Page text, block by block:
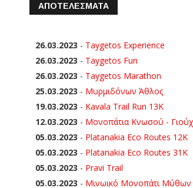
ΑΠΟΤΕΛΕΣΜΑΤΑ
26.03.2023 - Taygetos Experience
26.03.2023 - Taygetos Fun
26.03.2023 - Taygetos Marathon
25.03.2023 - Μυρμιδόνων Άθλος
19.03.2023 - Kavala Trail Run 13K
12.03.2023 - Μονοπάτια Κνωσού -
05.03.2023 - Platanakia Eco Routes 12K
05.03.2023 - Platanakia Eco Routes 31K
05.03.2023 - Pravi Trail
05.03.2023 - Μινωικό Μονοπάτι Μύθων